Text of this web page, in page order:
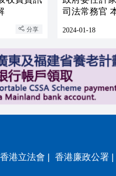
分享
司法常務官
2024-01-18
香港立法會 香港廉政公署